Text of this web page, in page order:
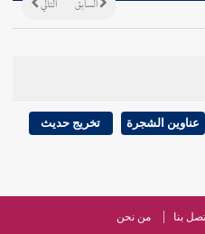
التالي السابق
عناوين الشجرة تخريج حديث
بنا من نحن